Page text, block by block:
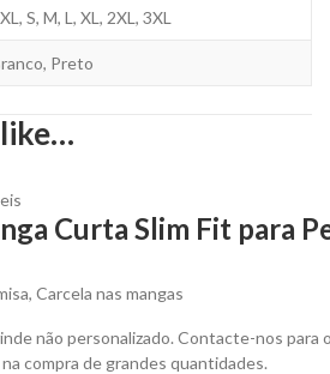
S, M, L, XL, 2XL, 3XL
Preto
like…
Curta Slim Fit para
Carcela nas mangas
não personalizado. Contacte-nos para
compra de grandes quantidades.